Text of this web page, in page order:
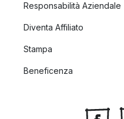
Responsabilità Aziendale
Diventa Affiliato
Stampa
Beneficenza